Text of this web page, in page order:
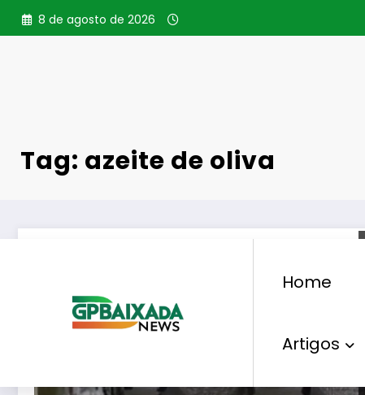
Pular
para
8 de agosto de 2026
Home
Artigos
Tag: azeite de oliva